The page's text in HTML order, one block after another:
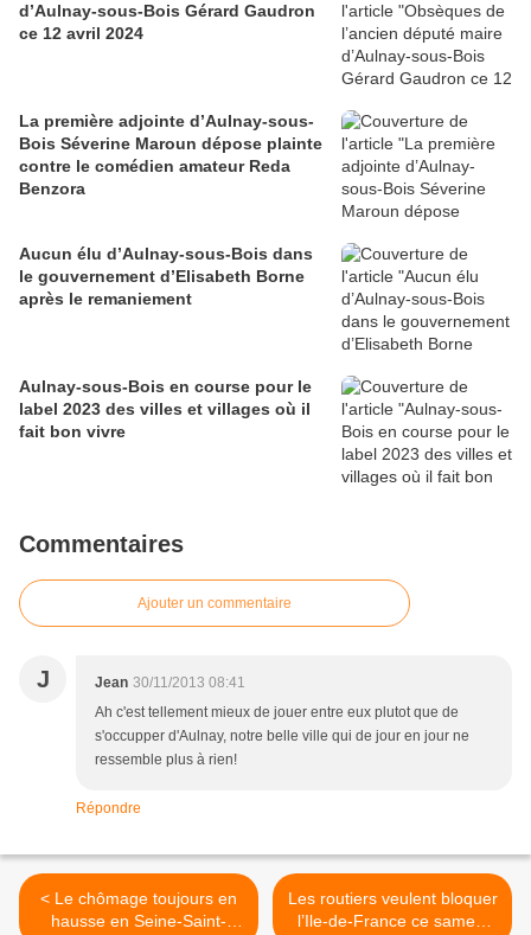
d’Aulnay-sous-Bois Gérard Gaudron
ce 12 avril 2024
La première adjointe d’Aulnay-sous-
Bois Séverine Maroun dépose plainte
contre le comédien amateur Reda
Benzora
Aucun élu d’Aulnay-sous-Bois dans
le gouvernement d’Elisabeth Borne
après le remaniement
Aulnay-sous-Bois en course pour le
label 2023 des villes et villages où il
fait bon vivre
Commentaires
Ajouter un commentaire
J Jean 30/11/2013 08:41
Ah c'est tellement mieux de jouer entre eux plutot que de
s'occupper d'Aulnay, notre belle ville qui de jour en jour ne
ressemble plus à rien!
Répondre
< Le chômage toujours en
hausse en Seine-Saint-
Les routiers veulent bloquer
l’Ile-de-France ce samedi